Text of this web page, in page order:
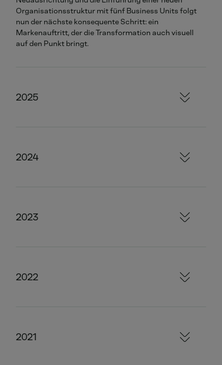
Organisationsstruktur mit fünf Business Units folgt
nun der nächste konsequente Schritt: ein
Markenauftritt, der die Transformation auch visuell
auf den Punkt bringt.
2025
2024
2023
2022
2021